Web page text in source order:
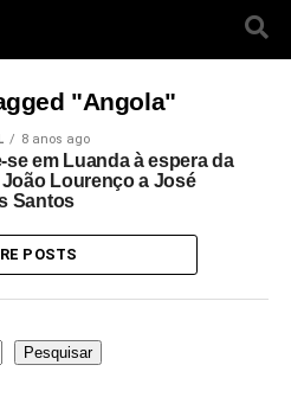
"Angola"
8 anos ago
se em Luanda à espera da
Lourenço a José
Santos
POSTS
Pesquisar